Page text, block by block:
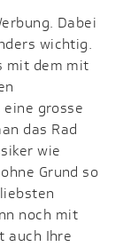
Dabei
wichtig.
mit dem mit
grosse
das Rad
wie
Grund so
noch mit
auch Ihre